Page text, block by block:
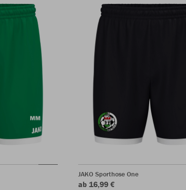
JAKO Sporthose One
ab 16,99 €